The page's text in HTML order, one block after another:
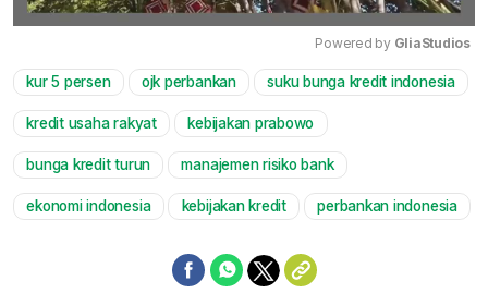
Mute
Powered by GliaStudios
kur 5 persen ojk perbankan suku bunga kredit indonesia
kredit usaha rakyat kebijakan prabowo
bunga kredit turun manajemen risiko bank
ekonomi indonesia kebijakan kredit perbankan indonesia